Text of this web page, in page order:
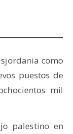
como
puestos de
mil
palestino en